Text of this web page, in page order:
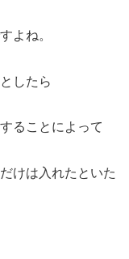
よね。
したら
ることによって
けは入れたといた